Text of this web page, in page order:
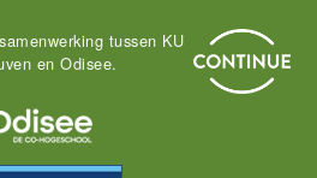
tussen KU
en Odisee.